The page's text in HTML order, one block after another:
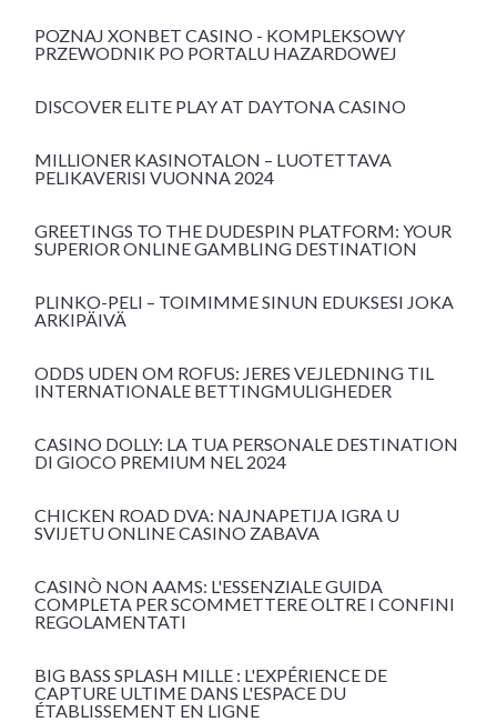
POZNAJ XONBET CASINO - KOMPLEKSOWY
PRZEWODNIK PO PORTALU HAZARDOWEJ
DISCOVER ELITE PLAY AT DAYTONA CASINO
MILLIONER KASINOTALON – LUOTETTAVA
PELIKAVERISI VUONNA 2024
GREETINGS TO THE DUDESPIN PLATFORM: YOUR
SUPERIOR ONLINE GAMBLING DESTINATION
PLINKO-PELI – TOIMIMME SINUN EDUKSESI JOKA
ARKIPÄIVÄ
ODDS UDEN OM ROFUS: JERES VEJLEDNING TIL
INTERNATIONALE BETTINGMULIGHEDER
CASINO DOLLY: LA TUA PERSONALE DESTINATION
DI GIOCO PREMIUM NEL 2024
CHICKEN ROAD DVA: NAJNAPETIJA IGRA U
SVIJETU ONLINE CASINO ZABAVA
CASINÒ NON AAMS: L'ESSENZIALE GUIDA
COMPLETA PER SCOMMETTERE OLTRE I CONFINI
REGOLAMENTATI
BIG BASS SPLASH MILLE : L'EXPÉRIENCE DE
CAPTURE ULTIME DANS L'ESPACE DU
ÉTABLISSEMENT EN LIGNE